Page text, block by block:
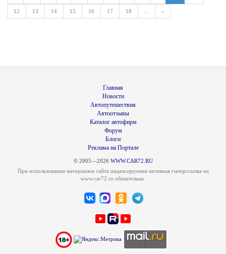
12 13 14 15 16 17 18 »
Главная
Новости
Автопутешествия
Автоотзывы
Каталог автофирм
Форум
Блоги
Реклама на Портале
© 2005—2026 WWW.CAR72.RU
При использовании материалов сайта индексируемая активная гиперссылка на
www.car72.ru обязательна.